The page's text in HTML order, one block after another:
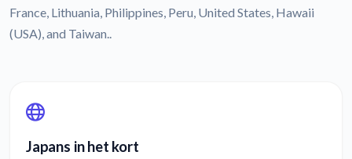
France, Lithuania, Philippines, Peru, United States, Hawaii
(USA), and Taiwan..
Japans in het kort